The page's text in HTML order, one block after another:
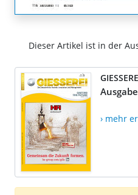
Dieser Artikel ist in der
› mehr